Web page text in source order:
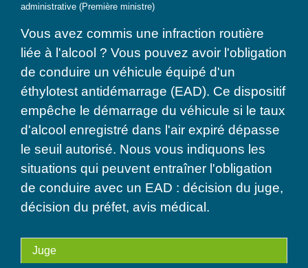
administrative (Première ministre)
Vous avez commis une infraction routière
liée à l'alcool ? Vous pouvez avoir l'obligation
de conduire un véhicule équipé d'un
éthylotest antidémarrage (EAD). Ce dispositif
empêche le démarrage du véhicule si le taux
d'alcool enregistré dans l'air expiré dépasse
le seuil autorisé. Nous vous indiquons les
situations qui peuvent entraîner l'obligation
de conduire avec un EAD : décision du juge,
décision du préfet, avis médical.
Juge